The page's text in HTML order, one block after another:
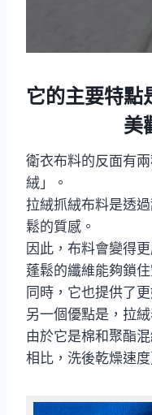
它的主要特點
美
衛衣布料的反面有
絨」。
拉絨抓絨布料是透
鬆的質感。
因此，布料會變得
蓬鬆的纖維能夠鎖
同時，它也提供了
另一個優點是，拉
由於它是棉和聚酯
相比，洗後乾燥速度